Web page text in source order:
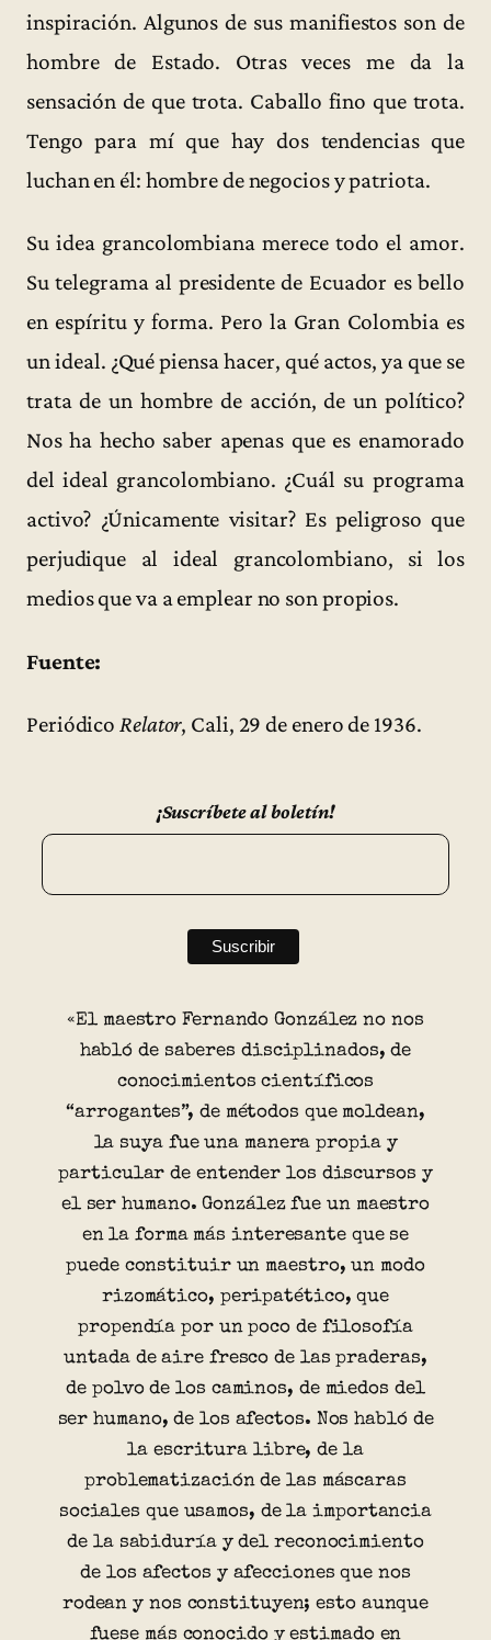
inspiración. Algunos de sus manifiestos son de
hombre de Estado. Otras veces me da la
sensación de que trota. Caballo fino que trota.
Tengo para mí que hay dos tendencias que
luchan en él: hombre de negocios y patriota.
Su idea grancolombiana merece todo el amor.
Su telegrama al presidente de Ecuador es bello
en espíritu y forma. Pero la Gran Colombia es
un ideal. ¿Qué piensa hacer, qué actos, ya que se
trata de un hombre de acción, de un político?
Nos ha hecho saber apenas que es enamorado
del ideal grancolombiano. ¿Cuál su programa
activo? ¿Únicamente visitar? Es peligroso que
perjudique al ideal grancolombiano, si los
medios que va a emplear no son propios.
Fuente:
Periódico Relator, Cali, 29 de enero de 1936.
¡Suscríbete al boletín!
«El maestro Fernando González no nos
habló de saberes disciplinados, de
conocimientos científicos
“arrogantes”, de métodos que moldean,
la suya fue una manera propia y
particular de entender los discursos y
el ser humano. González fue un maestro
en la forma más interesante que se
puede constituir un maestro, un modo
rizomático, peripatético, que
propendía por un poco de filosofía
untada de aire fresco de las praderas,
de polvo de los caminos, de miedos del
ser humano, de los afectos. Nos habló de
la escritura libre, de la
problematización de las máscaras
sociales que usamos, de la importancia
de la sabiduría y del reconocimiento
de los afectos y afecciones que nos
rodean y nos constituyen; esto aunque
fuese más conocido y estimado en